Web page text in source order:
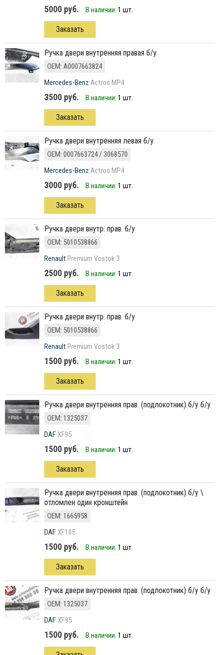
5000 руб. В наличии: 1 шт.
Заказать
Ручка двери внутренняя правая б/у
ОЕМ: A0007663824
Mercedes-Benz Actros MP4
3500 руб. В наличии: 1 шт.
Заказать
Ручка двери внутренняя левая б/у
ОЕМ: 0007663724 / 3068570
Mercedes-Benz Actros MP4
3000 руб. В наличии: 1 шт.
Заказать
ручка двери внутр. прав. б/у
ОЕМ: 5010538866
Renault Premium Vostok 3
2500 руб. В наличии: 1 шт.
Заказать
ручка двери внутр. прав. б/у
ОЕМ: 5010538866
Renault Premium Vostok 3
1500 руб. В наличии: 1 шт.
Заказать
ручка двери внутренняя прав. (подлокотник) б/у б/у
ОЕМ: 1325037
DAFXF95
1500 руб. В наличии: 1 шт.
Заказать
ручка двери внутренняя прав. (подлокотник) б/у \
отломлен один кронштейн
ОЕМ: 1665958
DAFXF105
1500 руб. В наличии: 1 шт.
Заказать
ручка двери внутренняя прав. (подлокотник) б/у б/у
ОЕМ: 1325037
DAFXF95
1500 руб. В наличии: 1 шт.